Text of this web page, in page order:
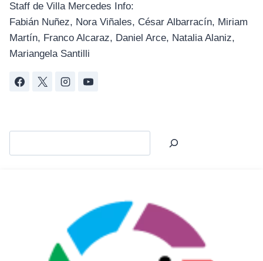
Staff de Villa Mercedes Info:
Fabián Nuñez, Nora Viñales, César Albarracín, Miriam
Martín, Franco Alcaraz, Daniel Arce, Natalia Alaniz,
Mariangela Santilli